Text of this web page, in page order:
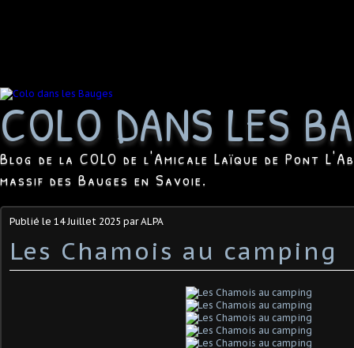
COLO DANS LES
Blog de la COLO de l'Amicale Laïque de Pont
massif des Bauges en Savoie.
Publié le 14 Juillet 2025 par ALPA
Les Chamois au camping